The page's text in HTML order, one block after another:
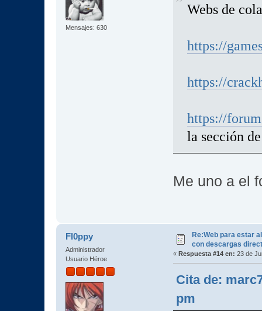
Mensajes: 630
Webs de
https://
https://
https://
la sección
Me uno a el
Fl0ppy
Administrador
Usuario Héroe
Re:Web para estar
con descargas
« Respuesta #14 en: 23 de
Cita de:
pm